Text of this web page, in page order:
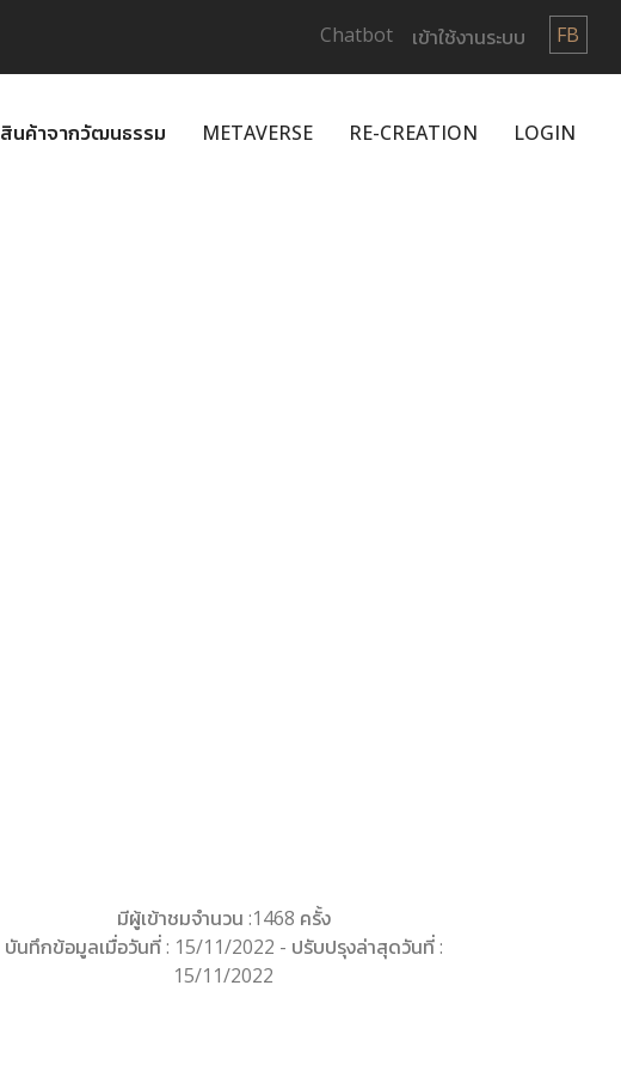
Chatbot เข้าใช้งานระบบ FB
สินค้าจากวัฒนธรรม METAVERSE RE-CREATION LOGIN
มีผู้เข้าชมจำนวน :1468 ครั้ง
บันทึกข้อมูลเมื่อวันที่ : 15/11/2022 - ปรับปรุงล่าสุดวันที่ :
15/11/2022